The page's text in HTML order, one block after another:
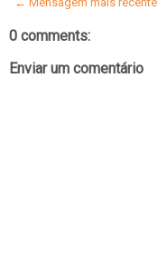
0 comments:
Enviar um comentário